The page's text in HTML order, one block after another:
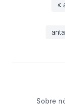
«
Sobre